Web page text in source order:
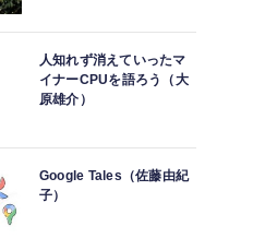
人知れず消えていったマ
イナーCPUを語ろう（大
原雄介）
Google Tales（佐藤由紀
子）